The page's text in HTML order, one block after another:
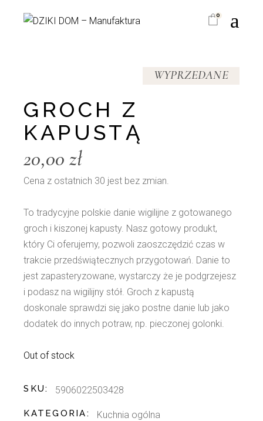
0
WYPRZEDANE
GROCH Z
KAPUSTĄ
20,00zł
Cena z ostatnich 30 jest bez zmian.
To tradycyjne polskie danie wigilijne z gotowanego
groch i kiszonej kapusty. Nasz gotowy produkt,
który Ci oferujemy, pozwoli zaoszczędzić czas w
trakcie przedświątecznych przygotowań. Danie to
jest zapasteryzowane, wystarczy że je podgrzejesz
i podasz na wigilijny stół. Groch z kapustą
doskonale sprawdzi się jako postne danie lub jako
dodatek do innych potraw, np. pieczonej golonki.
Out of stock
SKU: 5906022503428
KATEGORIA: Kuchnia ogólna